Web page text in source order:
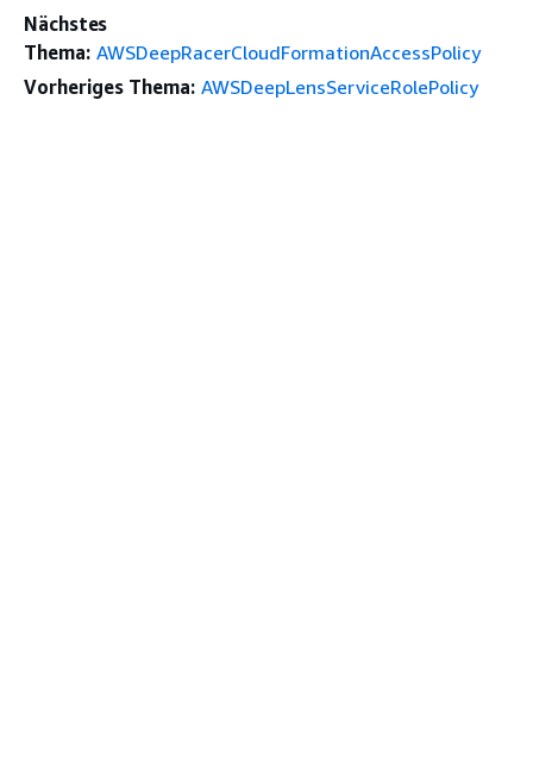
Nächstes
Thema: AWSDeepRacerCloudFormationAccessPolicy
Vorheriges Thema: AWSDeepLensServiceRolePolicy